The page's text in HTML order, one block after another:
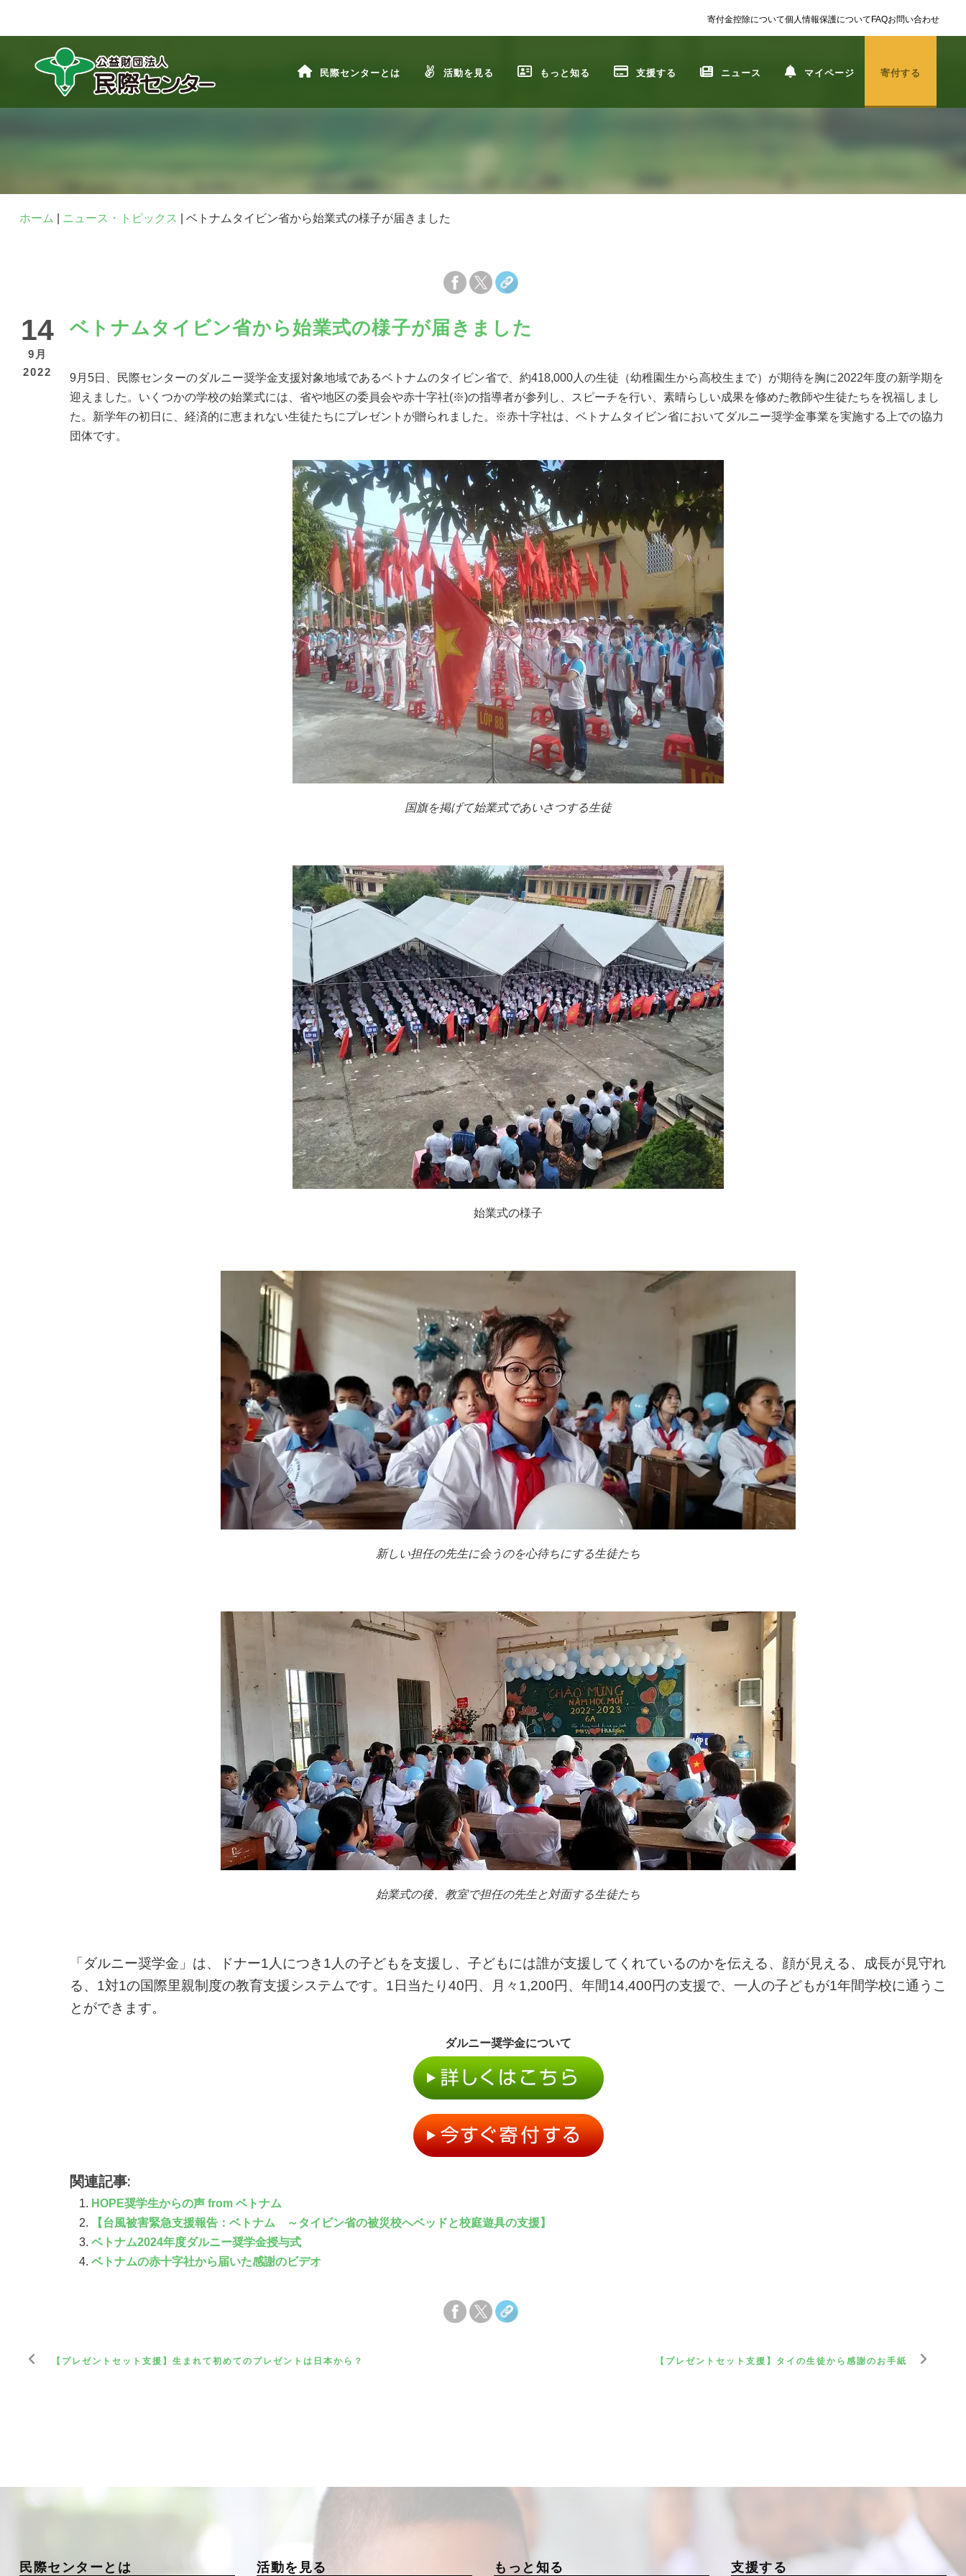
寄付金控除について個人情報保護についてFAQお問い合わせ
民際センターとは 活動を見る もっと知る 支援する ニュース マイページ 寄付する
ホーム ニュース・トピックス ベトナムタイビン省から始業式の様子が届きました
14
9月
2022
ベトナムタイビン省から始業式の様子が届きました
9月5日、民際センターのダルニー奨学金支援対象地域であるベトナムのタイビン省で、約418,000人の生徒（幼稚園生から高校生まで）が期待を胸に2022年度の新学期を
迎えました。いくつかの学校の始業式には、省や地区の委員会や赤十字社(※)の指導者が参列し、スピーチを行い、素晴らしい成果を修めた教師や生徒たちを祝福しまし
た。新学年の初日に、経済的に恵まれない生徒たちにプレゼントが贈られました。※赤十字社は、ベトナムタイビン省においてダルニー奨学金事業を実施する上での協力
団体です。
国旗を掲げて始業式であいさつする生徒
始業式の様子
新しい担任の先生に会うのを心待ちにする生徒たち
始業式の後、教室で担任の先生と対面する生徒たち
「ダルニー奨学金」は、ドナー1人につき1人の子どもを支援し、子どもには誰が支援してくれているのかを伝える、顔が見える、成長が見守れ
る、1対1の国際里親制度の教育支援システムです。1日当たり40円、月々1,200円、年間14,400円の支援で、一人の子どもが1年間学校に通うこ
とができます。
ダルニー奨学金について
関連記事:
HOPE奨学生からの声 from ベトナム
【台風被害緊急支援報告：ベトナム ～タイビン省の被災校へベッドと校庭遊具の支援】
ベトナム2024年度ダルニー奨学金授与式
ベトナムの赤十字社から届いた感謝のビデオ
【プレゼントセット支援】生まれて初めてのプレゼントは日本から？ 【プレゼントセット支援】タイの生徒から感謝のお手紙
民際センターとは 活動を見る もっと知る 支援する